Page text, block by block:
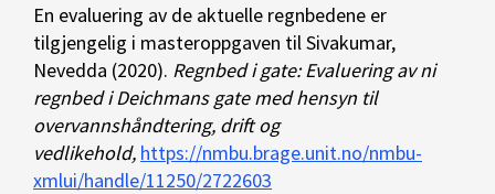
En evaluering av de aktuelle regnbedene er
tilgjengelig i masteroppgaven til Sivakumar,
Nevedda (2020). Regnbed i gate: Evaluering av ni
regnbed i Deichmans gate med hensyn til
overvannshåndtering, drift og
vedlikehold, https://nmbu.brage.unit.no/nmbu-
xmlui/handle/11250/2722603